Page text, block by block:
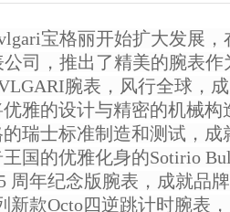
宝格丽开始扩大发展
司，推出了精美的腕表作
腕表，风行全球，
雅的设计与精密的机械构
瑞士标准制造和测试，成
国的优雅化身的Sotirio
周年纪念版腕表，成就品
新款Octo四逆跳计时腕表